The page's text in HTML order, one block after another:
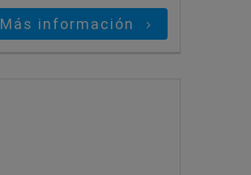
Más información